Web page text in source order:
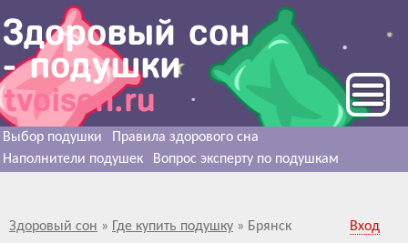
Выбор подушки
Правила здорового сна
Наполнители подушек
Вопрос эксперту по подушкам
Здоровый сон » Где купить подушку » Брянск Вход